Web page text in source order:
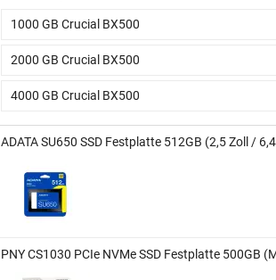
1000 GB Crucial BX500
2000 GB Crucial BX500
4000 GB Crucial BX500
ADATA SU650 SSD Festplatte 512GB (2,5 Zoll /
PNY CS1030 PCIe NVMe SSD Festplatte 500GB